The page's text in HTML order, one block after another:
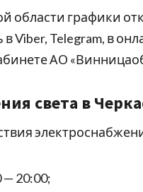
области графики
Viber, Telegram, в
АО
света в
— 20:00;